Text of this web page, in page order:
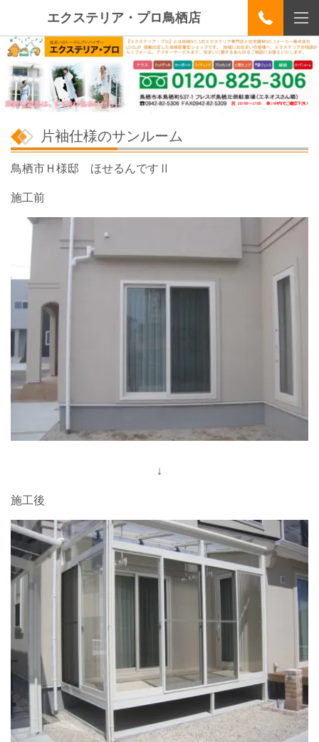
エクステリア・プロ鳥栖店
片袖仕様のサンルーム
鳥栖市Ｈ様邸 ほせるんですⅡ
施工前
↓
施工後